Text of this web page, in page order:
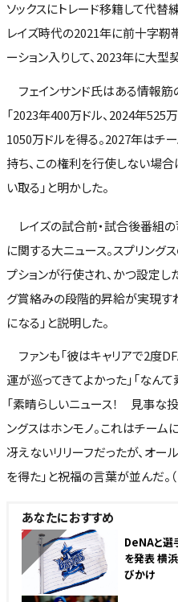
ソックスにトレード移籍して代替
レイズ時代の2021年に前十字靭
ーション入りして、2023年に大型
フェインサンド氏はある情報筋
「2023年400万ドル、2024年525
1050万ドルを得る。2027年はチ
持ち、この権利を行使しない場
い取る」と明かした。
レイズの試合前・試合後番組の
に関する大ニュース。スプリング
プションが行使され、かつ設定し
グ賞絡みの段階的昇給が実現す
になる」と説明した。
ファンも「彼はキャリアで2度
運が巡ってきてよかった」「なん
「素晴らしいニュース！ 見事な
ングスはホンモノ。これはチーム
冴えないリリーフだったが、オ
を得た」と祝福の言葉が並んだ。
あなたにおすすめ
NEW
DeNAと選
を発表 横
びかけ